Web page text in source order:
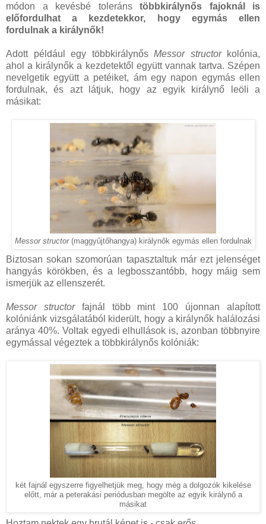
módon a kevésbé toleráns többkirálynős fajoknál is
előfordulhat a kezdetekkor, hogy egymás ellen
fordulnak a királynők!
Adott például egy többkirálynős Messor structorkolónia,
ahol a királynők a kezdetektől együtt vannak tartva. Szépen
nevelgetik együtt a petéiket, ám egy napon egymás ellen
fordulnak, és azt látjuk, hogy az egyik királynő leöli a
másikat:
Messor structor (maggyűjtőhangya) királynők egymás ellen fordulnak
Biztosan sokan szomorúan tapasztaltuk már ezt jelenséget
hangyás körökben, és a legbosszantóbb, hogy máig sem
ismerjük az ellenszerét.
Messor structor fajnál több mint 100 újonnan alapított
kolóniánk vizsgálatából kiderült, hogy a királynők halálozási
aránya 40%. Voltak egyedi elhullások is, azonban többnyire
egymással végeztek a többkirálynős kolóniák:
két fajnál egyszerre figyelhetjük meg, hogy még a dolgozók kikelése
előtt, már a peterakási periódusban megölte az egyik királynő a
másikat